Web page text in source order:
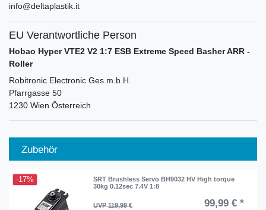
info@deltaplastik.it
EU Verantwortliche Person
Hobao Hyper VTE2 V2 1:7 ESB Extreme Speed Basher ARR -
Roller
Robitronic Electronic Ges.m.b.H.
Pfarrgasse 50
1230 Wien Österreich
Zubehör
-17%
SRT Brushless Servo BH9032 HV High torque
30kg 0.12sec 7.4V 1:8
UVP 119,99 € 99,99 € *